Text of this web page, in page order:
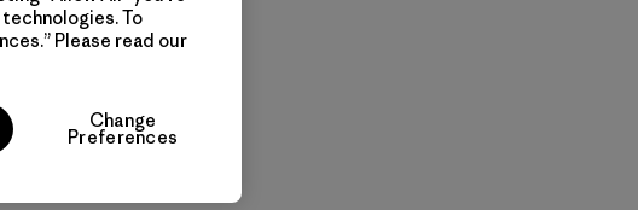
To
Please read our
Change
Preferences